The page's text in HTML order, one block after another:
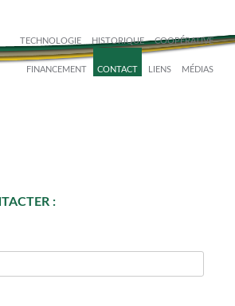
TECHNOLOGIE HISTORIQUE COOPÉRATIVE
FINANCEMENT CONTACT LIENS MÉDIAS
: